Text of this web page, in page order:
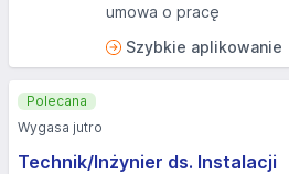
umowa o pracę
Szybkie aplikowanie
Technik/Inżynier ds. Instalacji
Polecana
Wygasa jutro